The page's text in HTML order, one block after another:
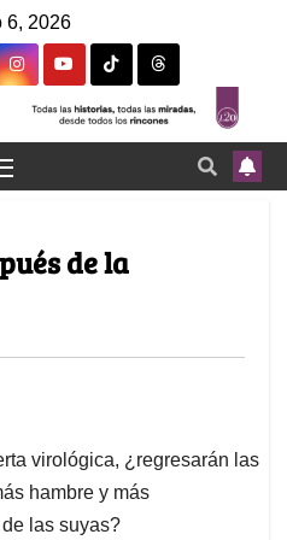
6, 2026
de la
virológica, ¿regresarán las
hambre y más
las suyas?